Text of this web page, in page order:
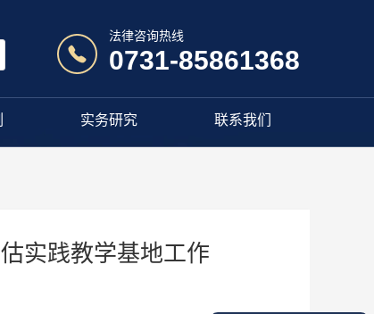
实务研究 联系我们
0731-85861368
法律咨询热线
实践教学基地工作